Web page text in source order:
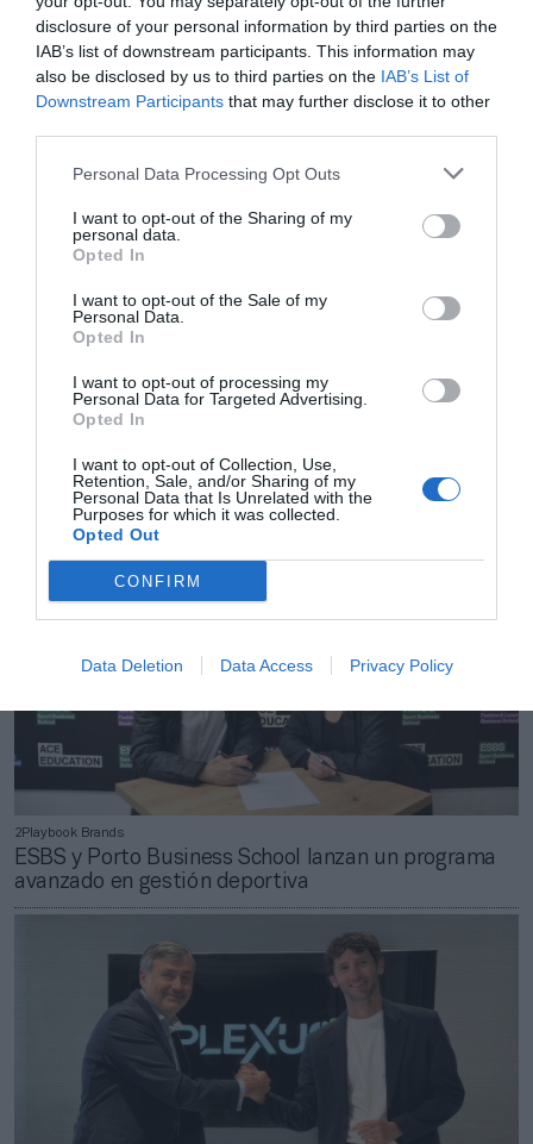
disclosure of your personal information by third parties on the
IAB’s list of downstream participants. This information may
also be disclosed by us to third parties on the IAB’s List of
Downstream Participants that may further disclose it to other
Personal Data Processing Opt Outs
I want to opt-out of the Sharing of my
personal data.
Opted In
I want to opt-out of the Sale of my
Personal Data.
Opted In
I want to opt-out of processing my
Personal Data for Targeted Advertising.
Opted In
I want to opt-out of Collection, Use,
Retention, Sale, and/or Sharing of my
Personal Data that Is Unrelated with the
Purposes for which it was collected.
Opted Out
CONFIRM
Data Deletion Data Access Privacy Policy
2Playbook Brands
El Music&Sport Summit conquista el Riyadh Air
estadios
2Playbook Brands
ESBS y Porto Business School lanzan un programa
avanzado en gestión deportiva